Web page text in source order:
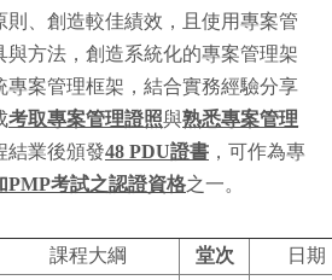
則、創造較佳績效，且使用專案管
與方法，創造系統化的專案管理架
專案管理框架，結合實務經驗分享
考取專案管理證照與熟悉專案管理
結業後頒發48 PDU證書 ，可作為專
PMP考試之認證資格之一。
課程大綱 堂次 日期